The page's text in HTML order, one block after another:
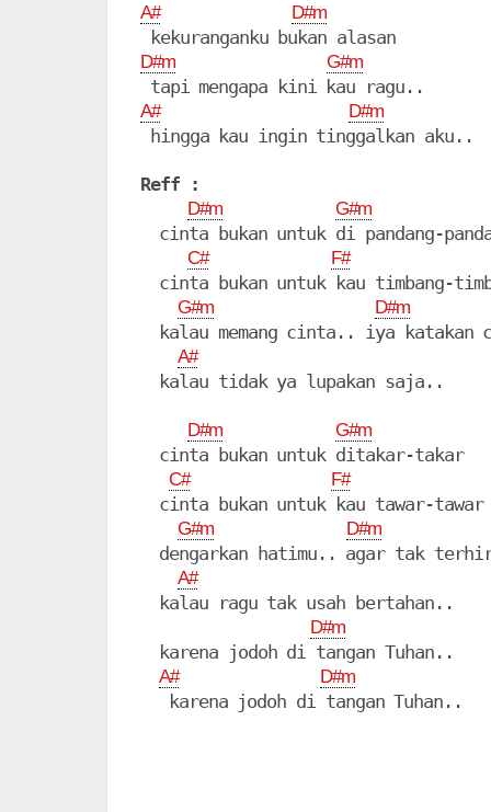
A# D#m
kekuranganku bukan alasan
D#m G#m
A# D#m
hingga kau ingin tinggalkan aku..
Reff :
D#m G#m
cinta bukan untuk di pandang-
C# F#
cinta bukan untuk kau timbang-
G#m D#m
kalau memang cinta.. iya katakan
A#
  kalau tidak ya lupakan saja..
D#m G#m
  cinta bukan untuk ditakar-takar
C# F#
  cinta bukan untuk kau tawar-tawar
G#m D#m
dengarkan hatimu.. agar tak
A#
  kalau ragu tak usah bertahan..
D#m
  karena jodoh di tangan Tuhan..
A# D#m